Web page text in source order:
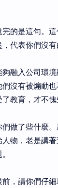
完的是這句。
代表你們沒有
融入公司環
沒有被煽動
教育，才不愧
做了些什麼
物，老是講
，請你們仔